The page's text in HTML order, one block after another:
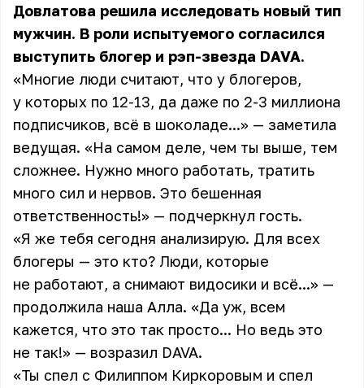
Довлатова решила исследовать новый тип
мужчин. В роли испытуемого согласился
выступить блогер и рэп-звезда DAVA.
«Многие люди считают, что у блогеров,
у которых по 12-13, да даже по 2-3 миллиона
подписчиков, всё в шоколаде...» — заметила
ведущая. «На самом деле, чем ты выше, тем
сложнее. Нужно много работать, тратить
много сил и нервов. Это бешенная
ответственность!» — подчеркнул гость.
«Я же тебя сегодня анализирую. Для всех
блогеры — это кто? Люди, которые
не работают, а снимают видосики и всё...» —
продолжила наша Алла. «Да уж, всем
кажется, что это так просто... Но ведь это
не так!» — возразил DAVA.
«Ты спел с Филиппом Киркоровым и спел